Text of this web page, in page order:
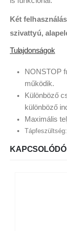
Két
szivattyú,
Tulajdonságok
NONSTOP
működik.
Különböző
különböző
Maximális